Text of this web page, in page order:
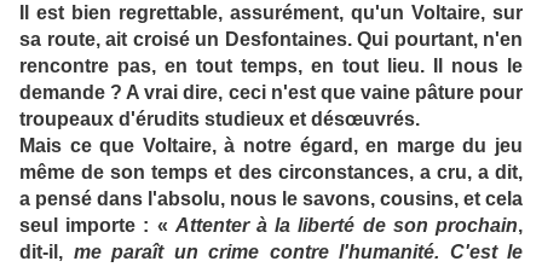
Il est bien regrettable, assurément, qu'un Voltaire, sur
sa route, ait croisé un Desfontaines. Qui pourtant, n'en
rencontre pas, en tout temps, en tout lieu. Il nous le
demande ? A vrai dire, ceci n'est que vaine pâture pour
troupeaux d'érudits studieux et désœuvrés.
Mais ce que Voltaire, à notre égard, en marge du jeu
même de son temps et des circonstances, a cru, a dit,
a pensé dans l'absolu, nous le savons, cousins, et cela
seul importe : « Attenter à la liberté de son prochain,
dit-il, me paraît un crime contre l'humanité. C'est le